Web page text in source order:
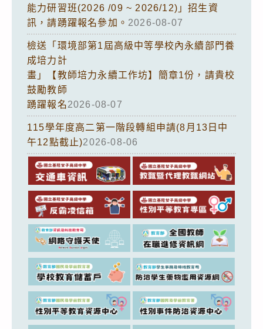
能力研習班(2026 /09 ~ 2026/12)」招生資
訊，請踴躍報名參加。 2026-08-07
檢送「環境部第1屆高級中等學校內永續部門養
成培力計
畫」【教師培力永續工作坊】簡章1份，請貴校
鼓勵教師
踴躍報名2026-08-07
115學年度高二第一階段轉組申請(8月13日中
午12點截止)2026-08-06